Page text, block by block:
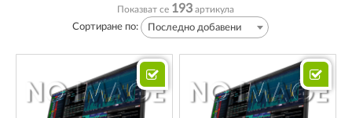
Показват се 193артикула
Сортиране по: Последно добавени